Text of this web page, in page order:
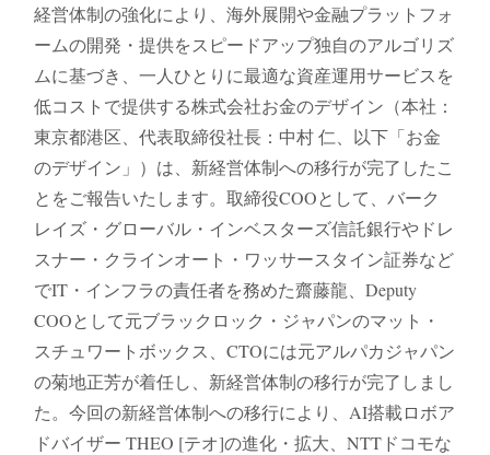
経営体制の強化により、海外展開や金融プラットフォ
ームの開発・提供をスピードアップ独自のアルゴリズ
ムに基づき、一人ひとりに最適な資産運用サービスを
低コストで提供する株式会社お金のデザイン（本社：
東京都港区、代表取締役社長：中村 仁、以下「お金
のデザイン」）は、新経営体制への移行が完了したこ
とをご報告いたします。取締役COOとして、バーク
レイズ・グローバル・インベスターズ信託銀行やドレ
スナー・クラインオート・ワッサースタイン証券など
でIT・インフラの責任者を務めた齋藤龍、Deputy
COOとして元ブラックロック・ジャパンのマット・
スチュワートボックス、CTOには元アルパカジャパン
の菊地正芳が着任し、新経営体制の移行が完了しまし
た。今回の新経営体制への移行により、AI搭載ロボア
ドバイザー THEO [テオ]の進化・拡大、NTTドコモな